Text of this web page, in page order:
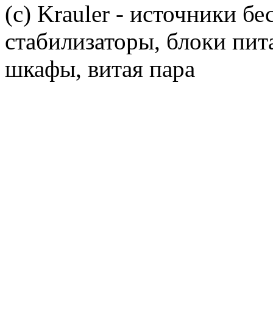
(c) Krauler - источники
стабилизаторы, блоки
шкафы, витая пара